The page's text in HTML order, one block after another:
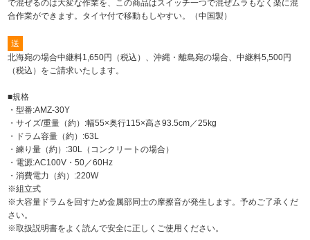
で混ぜるのは大変な作業を、この商品はスイッチ一つで混ぜムラもなく楽に混
合作業ができます。タイヤ付で移動もしやすい。（中国製）
送
北海宛の場合中継料1,650円（税込）、沖縄・離島宛の場合、中継料5,500円
（税込）をご請求いたします。
■規格
・型番:AMZ-30Y
・サイズ/重量（約）:幅55×奥行115×高さ93.5cm／25kg
・ドラム容量（約）:63L
・練り量（約）:30L（コンクリートの場合）
・電源:AC100V・50／60Hz
・消費電力（約）:220W
※組立式
※大容量ドラムを回すため金属部同士の摩擦音が発生します。予めご了承くだ
さい。
※取扱説明書をよく読んで安全に正しくご使用ください。